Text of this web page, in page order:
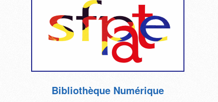
Bibliothèque Numérique